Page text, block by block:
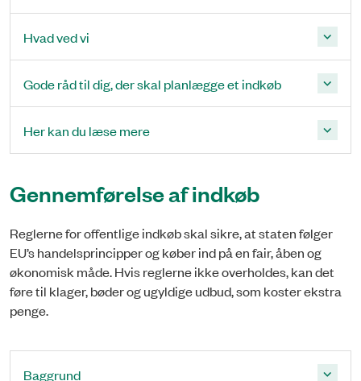
Hvad ved vi
Gode råd til dig, der skal planlægge et indkøb
Her kan du læse mere
Gennemførelse af indkøb
Reglerne for offentlige indkøb skal sikre, at staten følger
EU’s handelsprincipper og køber ind på en fair, åben og
økonomisk måde. Hvis reglerne ikke overholdes, kan det
føre til klager, bøder og ugyldige udbud, som koster ekstra
penge.
Baggrund